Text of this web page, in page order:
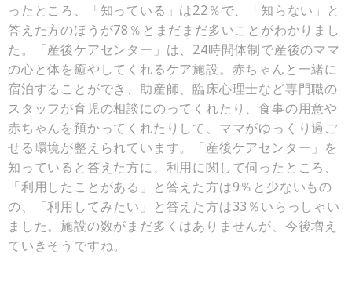
ったところ、「知っている」は22％で、「知らない」と
答えた方のほうが78％とまだまだ多いことがわかりまし
た。「産後ケアセンター」は、24時間体制で産後のママ
の心と体を癒やしてくれるケア施設。赤ちゃんと一緒に
宿泊することができ、助産師、臨床心理士など専門職の
スタッフが育児の相談にのってくれたり、食事の用意や
赤ちゃんを預かってくれたりして、ママがゆっくり過ご
せる環境が整えられています。「産後ケアセンター」を
知っていると答えた方に、利用に関して伺ったところ、
「利用したことがある」と答えた方は9％と少ないもの
の、「利用してみたい」と答えた方は33％いらっしゃい
ました。施設の数がまだ多くはありませんが、今後増え
ていきそうですね。